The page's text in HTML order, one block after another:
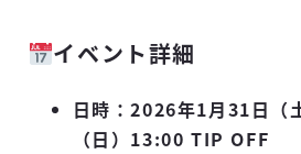
イベント詳細
日時：2026年1月31日（
（日）13:00 TIP OFF